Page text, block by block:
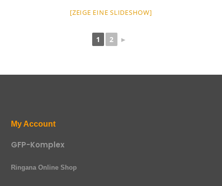
[ZEIGE EINE SLIDESHOW]
1 2 ►
My Account
GFP-Komplex
Ringana Online Shop